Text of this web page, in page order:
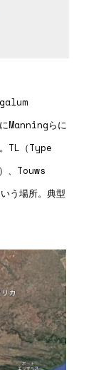
Manningらに
TL（Type
、Touws
場所。典型